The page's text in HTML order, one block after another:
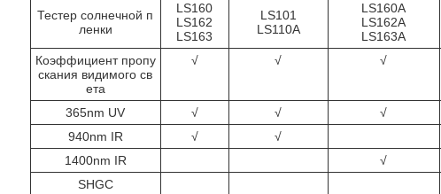
Тестер солнечной п
ленки
LS160
LS162
LS163
LS101
LS110A
LS160A
LS162A
LS163A
Коэффициент пропу
скания видимого св
ета
√ √ √
365nm UV √ √ √
940nm IR
√ √
1400nm IR
√
SHGC